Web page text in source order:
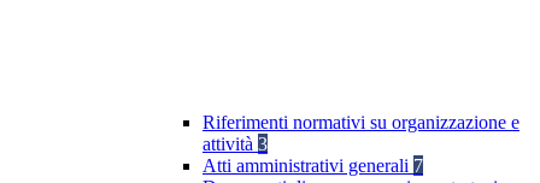
Riferimenti normativi su organizzazione e
attività 3
Atti amministrativi generali 7